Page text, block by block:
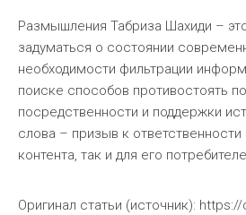
Размышления Табриза Шахиди –
задуматься о состоянии
необходимости фильтрации
поиске способов противостоять
посредственности и поддержки
слова – призыв к ответственности
контента, так и для его
Оригинал статьи (источник):